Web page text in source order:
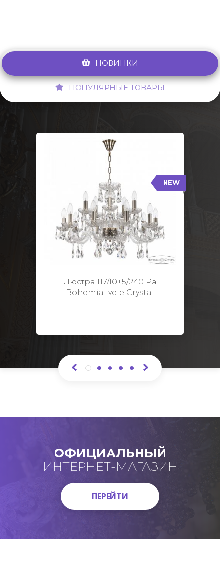
НОВИНКИ
ПОПУЛЯРНЫЕ ТОВАРЫ
NEW
Люстра 117/10+5/240 Pa
Bohemia Ivele Crystal
117/10+5/240 Pa
Тип: Стеклянный рожок
Цвет арматуры: Патина/
Кол-во ламп: 15
Диаметр: 70 см
ОФИЦИАЛЬНЫЙ
ИНТЕРНЕТ-МАГАЗИН
ПЕРЕЙТИ
ПЕРЕЙТИ